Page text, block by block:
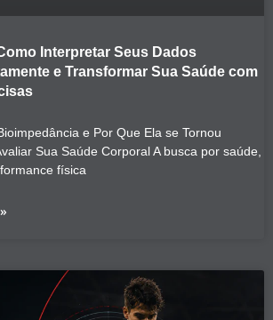
Interpretar Seus Dados
e Transformar Sua Saúde com
e Por Que Ela se Tornou
Sua Saúde Corporal A busca por saúde,
física